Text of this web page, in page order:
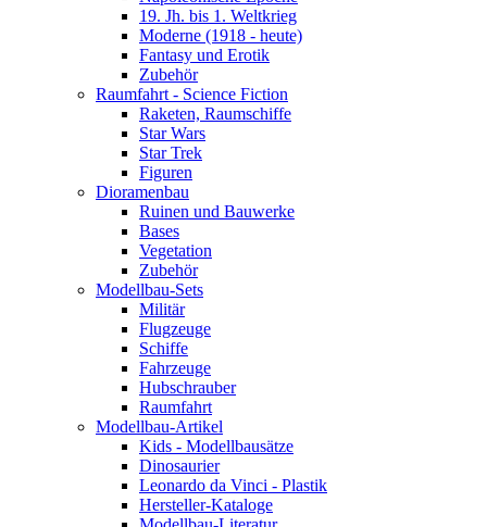
19. Jh. bis 1. Weltkrieg
Moderne (1918 - heute)
Fantasy und Erotik
Zubehör
Raumfahrt - Science Fiction
Raketen, Raumschiffe
Star Wars
Star Trek
Figuren
Dioramenbau
Ruinen und Bauwerke
Bases
Vegetation
Zubehör
Modellbau-Sets
Militär
Flugzeuge
Schiffe
Fahrzeuge
Hubschrauber
Raumfahrt
Modellbau-Artikel
Kids - Modellbausätze
Dinosaurier
Leonardo da Vinci - Plastik
Hersteller-Kataloge